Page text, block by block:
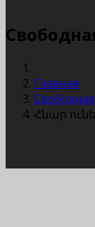
Главная
Հնար